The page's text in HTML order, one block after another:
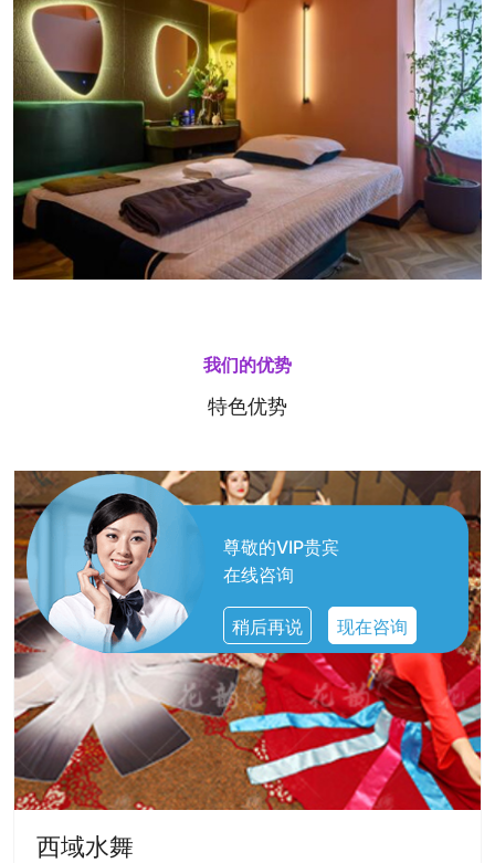
尊敬的VIP贵宾
在线咨询
稍后再说 现在咨询
我们的优势
特色优势
西域水舞